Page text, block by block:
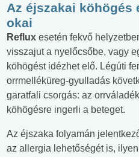
Az éjszakai köhögés
okai
Reflux esetén fekvő
visszajut a nyelőcsőbe, vagy
köhögést idézhet elő. Légúti
orrmelléküreg-gyulladás
garatfali csorgás: az
köhögésre ingerli a beteget.
Az éjszaka folyamán
az allergia lehetőségét is,